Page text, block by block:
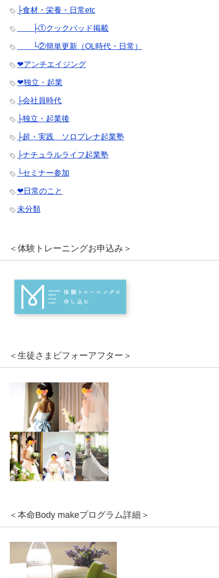
├食材・栄養・日常etc
├①クックパッド掲載
└②簡単更新（OL時代・日常）
❤︎アンチエイジング
❤︎独立・起業
├会社員時代
├独立・起業後
├超・実践 ソロプレナ起業塾
├ナチュラルライフ起業塾
└セミナー参加
❤︎日常のこと
未分類
＜体験トレーニングお申込み＞
＜生徒さまビフォーアフター＞
＜本命Body makeプログラム詳細＞